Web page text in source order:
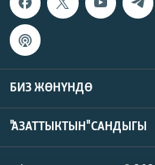
БИЗ ЖӨНҮНДӨ
"АЗАТТЫКТЫН" САНДЫГЫ